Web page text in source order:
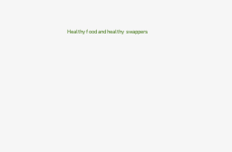
Healthy food and healthy swappers